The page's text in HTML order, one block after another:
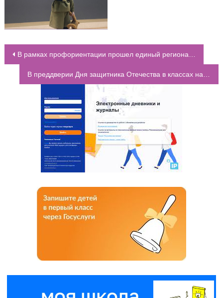
НАВИГАЦИЯ ПО ЗАПИСЯМ
В рамках профориентации прошел единый региональный урок «Россия – мои горизонты» – «Сельское хозяйство и АПК в Ростовской области»